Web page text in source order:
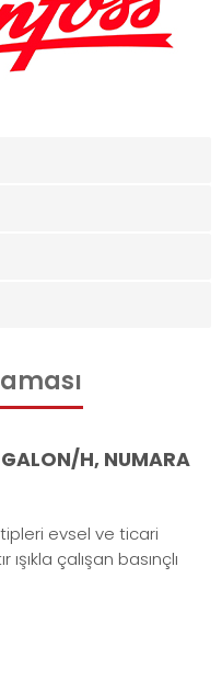
GALON/H, NUMARA
tipleri evsel ve ticari
çalışan basınçlı